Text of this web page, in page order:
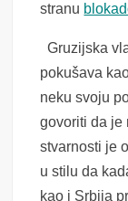
stranu
Gruzijska
pokušava
neku svoju
govoriti da je
stvarnosti je
u stilu da
kao i Srbija